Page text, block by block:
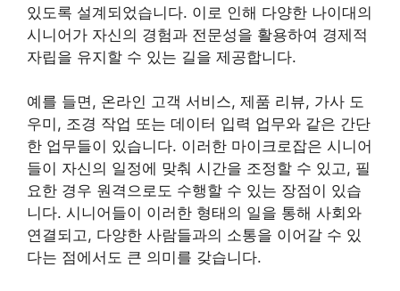
있도록 설계되었습니다. 이로 인해 다양한 나이대의
시니어가 자신의 경험과 전문성을 활용하여 경제적
자립을 유지할 수 있는 길을 제공합니다.
예를 들면, 온라인 고객 서비스, 제품 리뷰, 가사 도
우미, 조경 작업 또는 데이터 입력 업무와 같은 간단
한 업무들이 있습니다. 이러한 마이크로잡은 시니어
들이 자신의 일정에 맞춰 시간을 조정할 수 있고, 필
요한 경우 원격으로도 수행할 수 있는 장점이 있습
니다. 시니어들이 이러한 형태의 일을 통해 사회와
연결되고, 다양한 사람들과의 소통을 이어갈 수 있
다는 점에서도 큰 의미를 갖습니다.